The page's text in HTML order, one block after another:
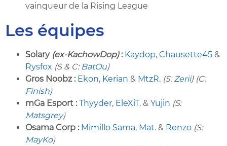
vainqueur de la Rising League
Les équipes
Solary (ex-KachowDop): Kaydop, Chausette45 &
Rysfox (S & C: BatOu)
Gros Noobz : Ekon, Kerian & MtzR. (S:Zerii) (C:
Finish)
mGa Esport : Thyyder, EleXiT. & Yujin (S:
Matsgrey)
Osama Corp : Mimillo Sama, Mat. & Renzo (S:
MayKo)